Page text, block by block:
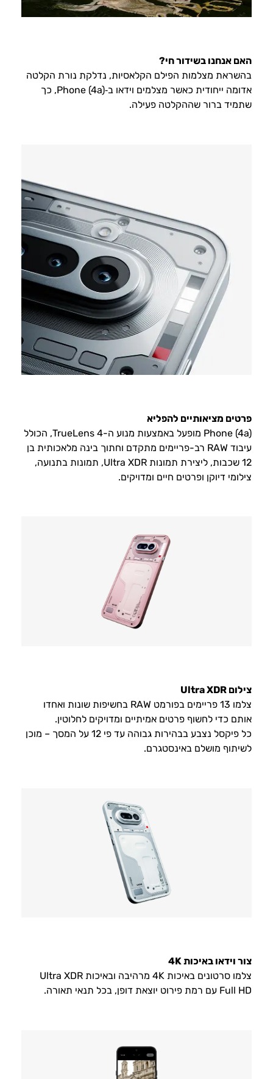
האם אנחנו בשידור חי?
בהשראת מצלמות הפילם הקלאסיות, נדלקת נורת הקלטה
אדומה ייחודית כאשר מצלמים וידאו ב‑Phone (4a), כך
שתמיד ברור שההקלטה פעילה.
פרטים מציאותיים להפליא
Phone (4a) מופעל באמצעות מנוע ה-TrueLens 4, הכולל
עיבוד RAW רב-פריימים מתקדם וחתוך בינה מלאכותית בן
12 שכבות, ליצירת תמונות Ultra XDR, תמונות בתנועה,
צילומי דיוקן ופרטים חיים ומדויקים.
צילום Ultra XDR
צלמו 13 פריימים בפורמט RAW בחשיפות שונות ואחדו
אותם כדי לחשוף פרטים אמיתיים ומדויקים לחלוטין.
כל פיקסל נצבע בבהירות גבוהה עד פי 12 על המסך – מוכן
לשיתוף מושלם באינסטגרם.
צור וידאו באיכות 4K
צלמו סרטונים באיכות 4K מרהיבה ובאיכות Ultra XDR
Full HD עם רמת פירוט יוצאת דופן, בכל תנאי תאורה.